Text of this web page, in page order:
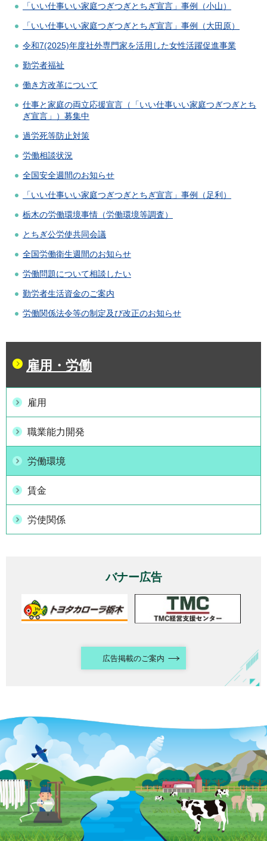
「いい仕事いい家庭つぎつぎとちぎ宣言」事例（小山）
「いい仕事いい家庭つぎつぎとちぎ宣言」事例（大田原）
令和7(2025)年度社外専門家を活用した女性活躍促進事業
勤労者福祉
働き方改革について
仕事と家庭の両立応援宣言（「いい仕事いい家庭つぎつぎとち
ぎ宣言」）募集中
過労死等防止対策
労働相談状況
全国安全週間のお知らせ
「いい仕事いい家庭つぎつぎとちぎ宣言」事例（足利）
栃木の労働環境事情（労働環境等調査）
とちぎ公労使共同会議
全国労働衛生週間のお知らせ
労働問題について相談したい
勤労者生活資金のご案内
労働関係法令等の制定及び改正のお知らせ
雇用・労働
雇用
職業能力開発
労働環境
賃金
労使関係
バナー広告
広告掲載のご案内